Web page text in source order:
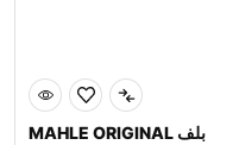
MAHLE ORIGINAL بلف